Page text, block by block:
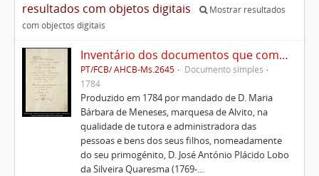
resultados com objetos digitais
Mostrar resultados
com objectos digitais
Inventário dos documentos que compõem o cartório da Casa de Alvito
PT/FCB/ AHCB-Ms.2645
Documento simples
1784
Produzido em 1784 por mandado de D. Maria
Bárbara de Meneses, marquesa de Alvito, na
qualidade de tutora e administradora das
pessoas e bens dos seus filhos, nomeadamente
do seu primogénito, D. José António Plácido Lobo
da Silveira Quaresma (1769-...